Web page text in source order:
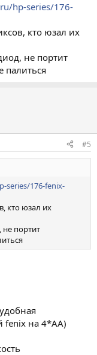
hp-series/176-
кто юзал их
не портит
палиться
#5
series/176-fenix-
кто юзал их
портит
fenix на 4*АА)